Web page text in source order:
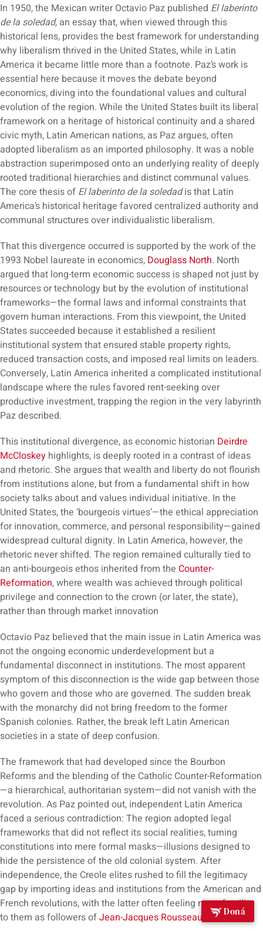
In 1950, the Mexican writer Octavio Paz published El laberinto
de la soledad, an essay that, when viewed through this
historical lens, provides the best framework for understanding
why liberalism thrived in the United States, while in Latin
America it became little more than a footnote. Paz’s work is
essential here because it moves the debate beyond
economics, diving into the foundational values and cultural
evolution of the region. While the United States built its liberal
framework on a heritage of historical continuity and a shared
civic myth, Latin American nations, as Paz argues, often
adopted liberalism as an imported philosophy. It was a noble
abstraction superimposed onto an underlying reality of deeply
rooted traditional hierarchies and distinct communal values.
The core thesis of El laberinto de la soledadis that Latin
America’s historical heritage favored centralized authority and
communal structures over individualistic liberalism.
That this divergence occurred is supported by the work of the
1993 Nobel laureate in economics, Douglass North. North
argued that long-term economic success is shaped not just by
resources or technology but by the evolution of institutional
frameworks—the formal laws and informal constraints that
govern human interactions. From this viewpoint, the United
States succeeded because it established a resilient
institutional system that ensured stable property rights,
reduced transaction costs, and imposed real limits on leaders.
Conversely, Latin America inherited a complicated institutional
landscape where the rules favored rent-seeking over
productive investment, trapping the region in the very labyrinth
Paz described.
This institutional divergence, as economic historian Deirdre
McCloskey highlights, is deeply rooted in a contrast of ideas
and rhetoric. She argues that wealth and liberty do not flourish
from institutions alone, but from a fundamental shift in how
society talks about and values individual initiative. In the
United States, the ‘bourgeois virtues’—the ethical appreciation
for innovation, commerce, and personal responsibility—gained
widespread cultural dignity. In Latin America, however, the
rhetoric never shifted. The region remained culturally tied to
an anti-bourgeois ethos inherited from the Counter-
Reformation, where wealth was achieved through political
privilege and connection to the crown (or later, the state),
rather than through market innovation
Octavio Paz believed that the main issue in Latin America was
not the ongoing economic underdevelopment but a
fundamental disconnect in institutions. The most apparent
symptom of this disconnection is the wide gap between those
who govern and those who are governed. The sudden break
with the monarchy did not bring freedom to the former
Spanish colonies. Rather, the break left Latin American
societies in a state of deep confusion.
The framework that had developed since the Bourbon
Reforms and the blending of the Catholic Counter-Reformation
—a hierarchical, authoritarian system—did not vanish with the
revolution. As Paz pointed out, independent Latin America
faced a serious contradiction: The region adopted legal
frameworks that did not reflect its social realities, turning
constitutions into mere formal masks—illusions designed to
hide the persistence of the old colonial system. After
independence, the Creole elites rushed to fill the legitimacy
gap by importing ideas and institutions from the American and
French revolutions, with the latter often feeling more familiar
to them as followers ofJean-Jacques Rousseau Doná